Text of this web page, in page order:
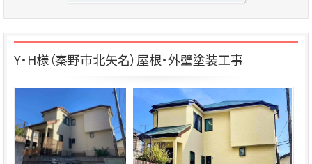
Y・H様（秦野市北矢名）屋根・外壁塗装工事